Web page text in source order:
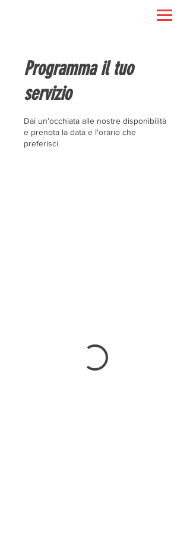
Programma il tuo
servizio
Dai un'occhiata alle nostre disponibilità
e prenota la data e l'orario che
preferisci